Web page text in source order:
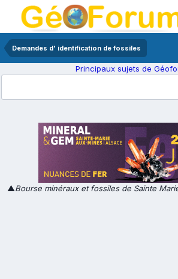
Demandes d' identification de fossiles
Principaux sujets de
▲Bourse minéraux et fossiles de Sainte